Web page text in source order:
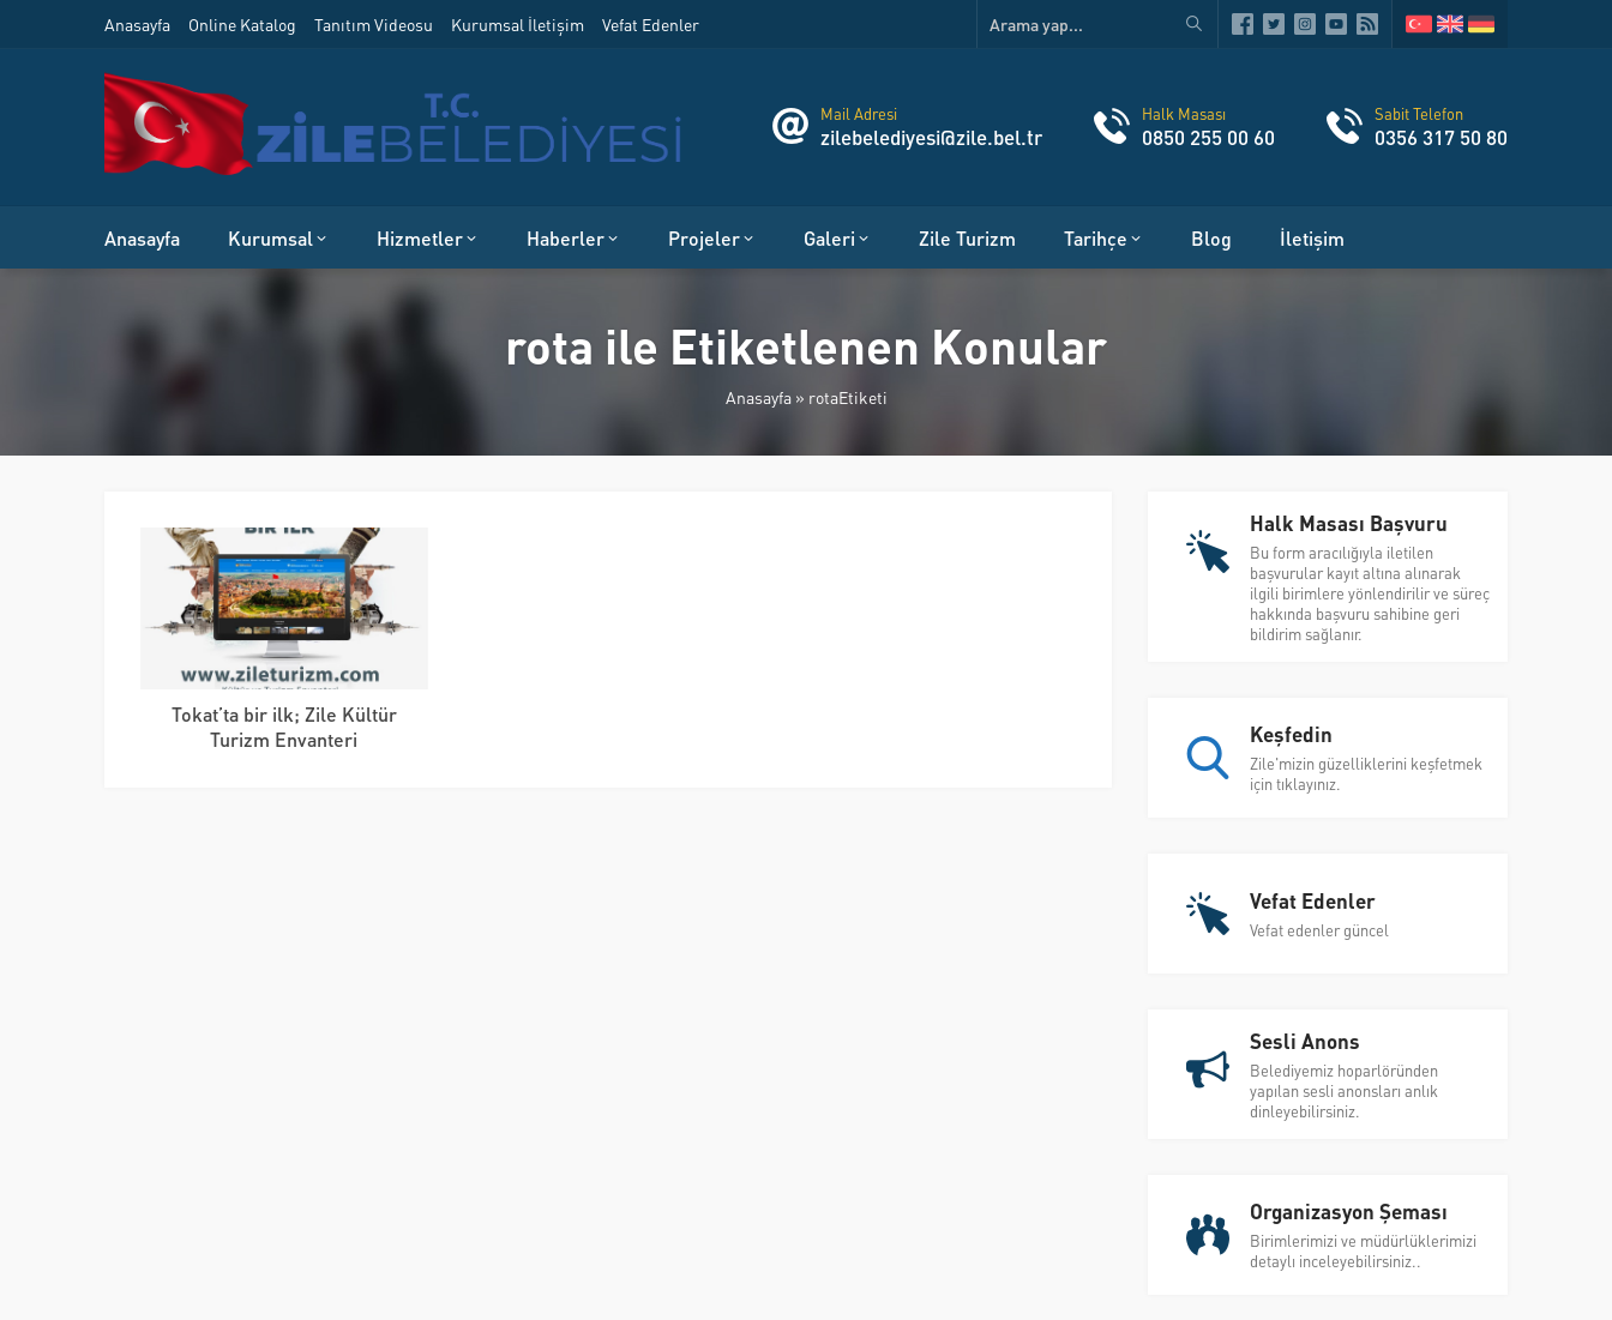
Anasayfa Online Katalog Tanıtım Videosu Kurumsal İletişim Vefat Edenler
Mail Adresi
zilebelediyesi@zile.bel.tr
Halk Masası
0850 255 00 60
Sabit Telefon
0356 317 50 80
Anasayfa Kurumsal Hizmetler Haberler Projeler Galeri Zile Turizm Tarihçe Blog İletişim
rota ile Etiketlenen Konular
Anasayfa» rotaEtiketi
Tokat’ta bir ilk; Zile Kültür
Turizm Envanteri
Halk Masası Başvuru
Bu form aracılığıyla iletilen
başvurular kayıt altına alınarak
ilgili birimlere yönlendirilir ve süreç
hakkında başvuru sahibine geri
bildirim sağlanır.
Keşfedin
Zile'mizin güzelliklerini keşfetmek
için tıklayınız.
Vefat Edenler
Vefat edenler güncel
Sesli Anons
Belediyemiz hoparlöründen
yapılan sesli anonsları anlık
dinleyebilirsiniz.
Organizasyon Şeması
Birimlerimizi ve müdürlüklerimizi
detaylı inceleyebilirsiniz..